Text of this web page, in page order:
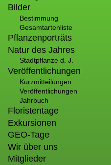
Bilder
Bestimmung
Gesamtartenliste
Pflanzenporträts
Natur des Jahres
Stadtpflanze d. J.
Veröffentlichungen
Kurzmitteilungen
Veröffentlichungen
Jahrbuch
Floristentage
Exkursionen
GEO-Tage
Wir über uns
Mitglieder